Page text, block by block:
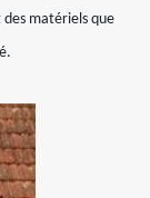
matériels que